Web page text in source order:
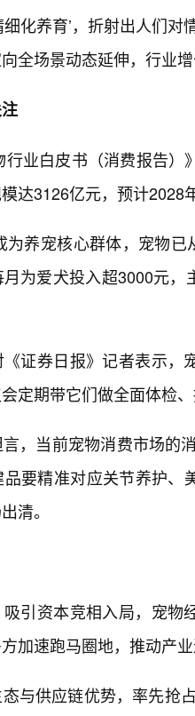
细化养育’，折射出人们
全场景动态延伸，行业
行业白皮书（消费报告
达3126亿元，预计2028
为养宠核心群体，宠物
为爱犬投入超3000元
证券日报》记者表示
定期带它们做全面体检
，当前宠物消费市场的
要精准对应关节养护
清。
引资本竞相入局，宠
加速跑马圈地，推动产
与供应链优势，率先抢